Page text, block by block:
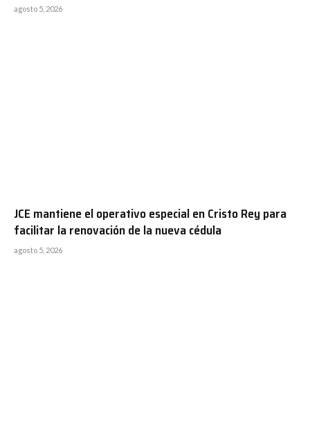
agosto 5, 2026
JCE mantiene el operativo especial en Cristo Rey para
facilitar la renovación de la nueva cédula
agosto 5, 2026